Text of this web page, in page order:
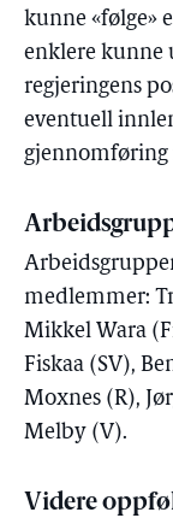
kunne «følge»
enklere kunne
regjeringens
eventuell
gjennomføring
medlemmer:
Mikkel Wara
Fiskaa (SV),
Moxnes (R),
Melby (V).
Videre